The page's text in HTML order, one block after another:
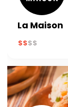
La Maison